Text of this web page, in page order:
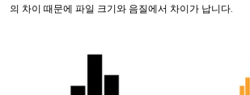
의 차이 때문에 파일 크기와 음질에서 차이가 납니다.